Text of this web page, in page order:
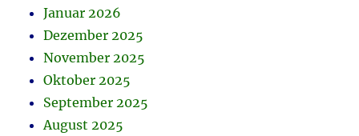
Januar 2026
Dezember 2025
November 2025
Oktober 2025
September 2025
August 2025